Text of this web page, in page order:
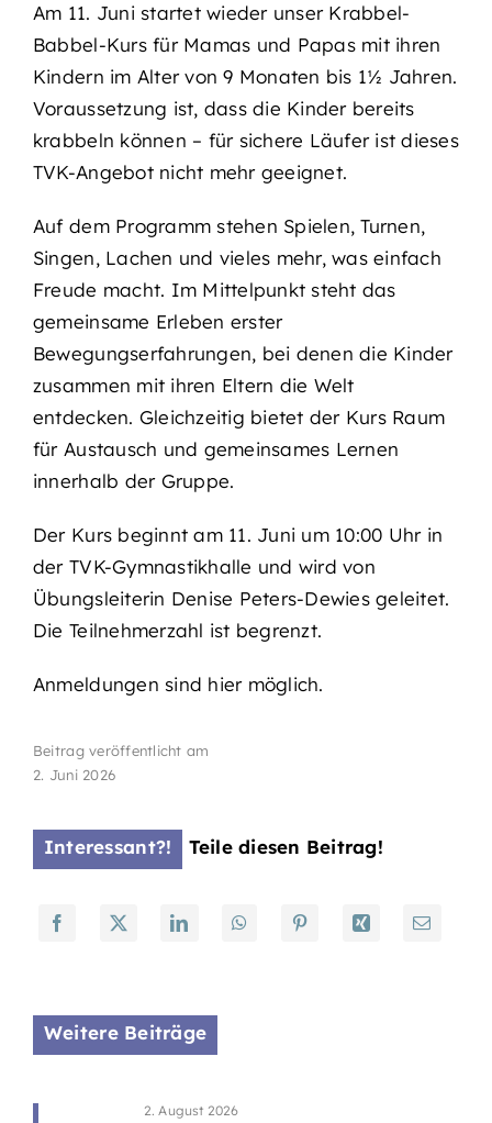
Am 11. Juni startet wieder unser Krabbel-
Babbel-Kurs für Mamas und Papas mit ihren
Kindern im Alter von 9 Monaten bis 1½ Jahren.
Voraussetzung ist, dass die Kinder bereits
krabbeln können – für sichere Läufer ist dieses
TVK-Angebot nicht mehr geeignet.
Auf dem Programm stehen Spielen, Turnen,
Singen, Lachen und vieles mehr, was einfach
Freude macht. Im Mittelpunkt steht das
gemeinsame Erleben erster
Bewegungserfahrungen, bei denen die Kinder
zusammen mit ihren Eltern die Welt
entdecken. Gleichzeitig bietet der Kurs Raum
für Austausch und gemeinsames Lernen
innerhalb der Gruppe.
Der Kurs beginnt am 11. Juni um 10:00 Uhr in
der TVK-Gymnastikhalle und wird von
Übungsleiterin Denise Peters-Dewies geleitet.
Die Teilnehmerzahl ist begrenzt.
Anmeldungen sind hier möglich.
Beitrag veröffentlicht am
2. Juni 2026
Interessant?! Teile diesen Beitrag!
Weitere Beiträge
2. August 2026